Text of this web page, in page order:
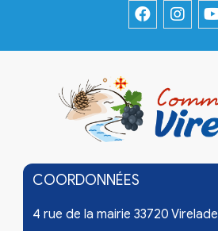
COORDONNÉES
4 rue de la mairie 33720 Virelade